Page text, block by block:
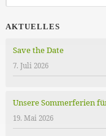
AKTUELLES
Save the Date
7. Juli 2026
Unsere Sommerferien
19. Mai 2026